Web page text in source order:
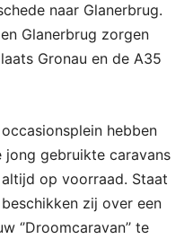
naar Glanerbrug.
Glanerbrug zorgen
Gronau en de A35
hebben
jong gebruikte caravans
op voorraad. Staat
zij over een
te